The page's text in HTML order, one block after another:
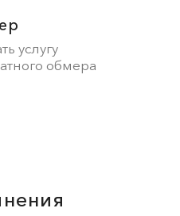
услугу
обмера